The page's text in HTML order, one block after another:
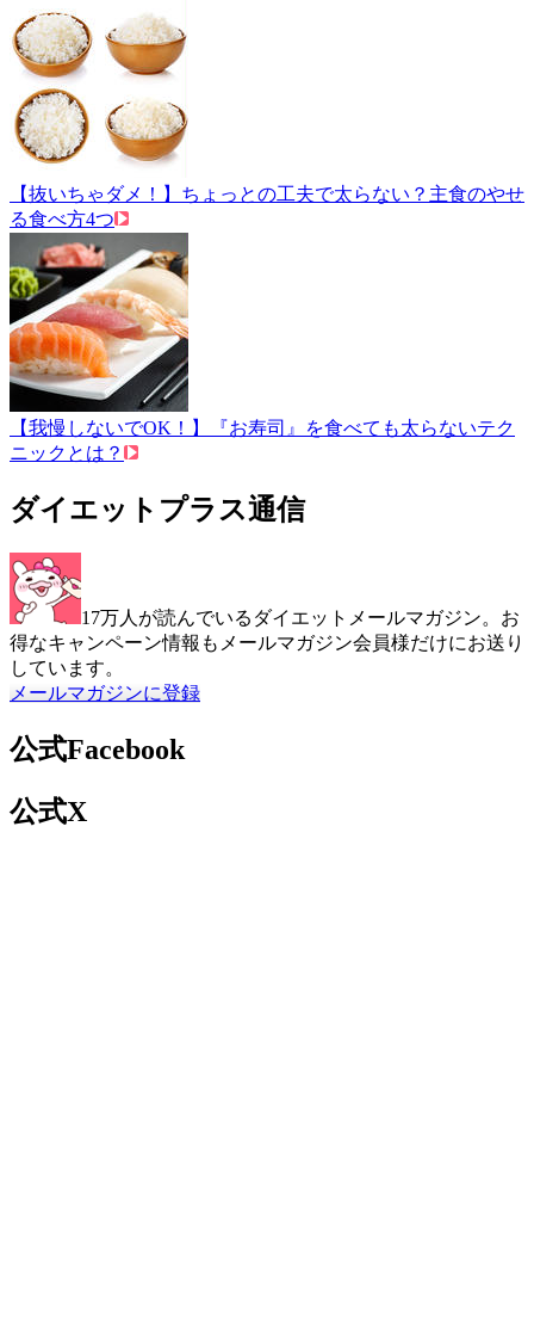
【抜いちゃダメ！】ちょっとの工夫で太らない？主食のやせ
る食べ方4つ
【我慢しないでOK！】『お寿司』を食べても太らないテク
ニックとは？
ダイエットプラス通信
17万人が読んでいるダイエットメールマガジン。お
得なキャンペーン情報もメールマガジン会員様だけにお送り
しています。
メールマガジンに登録
公式Facebook
公式X